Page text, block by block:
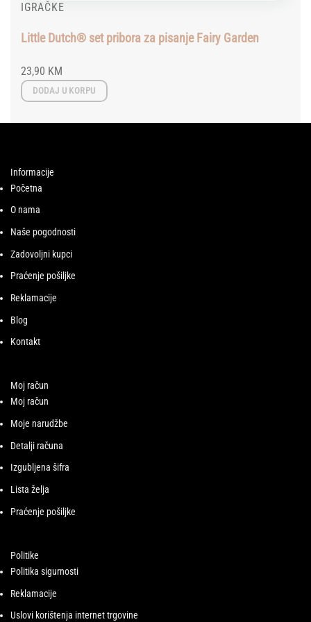
IGRAČKE
Little Dutch® set pribora za pisanje Fairy Garden
23,90 KM
DODAJ U KORPU
Informacije
Početna
O nama
Naše pogodnosti
Zadovoljni kupci
Praćenje pošiljke
Reklamacije
Blog
Kontakt
Moj račun
Moj račun
Moje narudžbe
Detalji računa
Izgubljena šifra
Lista želja
Praćenje pošiljke
Politike
Politika sigurnosti
Reklamacije
Uslovi korištenja internet trgovine